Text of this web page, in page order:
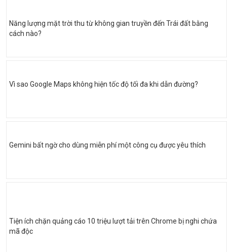
Năng lượng mặt trời thu từ không gian truyền đến Trái đất bằng
cách nào?
Vì sao Google Maps không hiện tốc độ tối đa khi dẫn đường?
Gemini bất ngờ cho dùng miễn phí một công cụ được yêu thích
Tiện ích chặn quảng cáo 10 triệu lượt tải trên Chrome bị nghi chứa
mã độc